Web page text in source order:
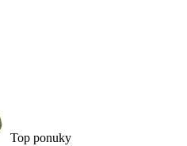
Top ponuky